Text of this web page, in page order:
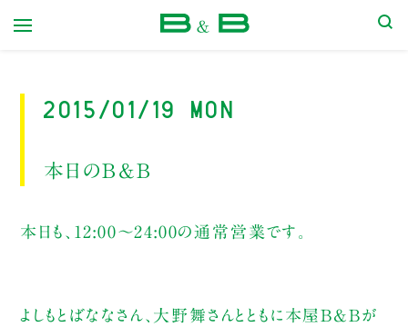
2015/01/19 Mon
本日のB&B
本日も、12:00〜24:00の通常営業です。
よしもとばななさん、大野舞さんとともに本屋B&Bが